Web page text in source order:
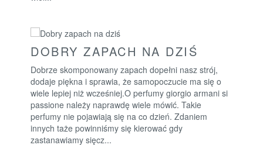
DOBRY ZAPACH NA DZIŚ
Dobrze skomponowany zapach dopełni nasz strój,
dodaje piękna i sprawia, że samopoczucie ma się o
wiele lepiej niż wcześniej.O perfumy giorgio armani si
passione należy naprawdę wiele mówić. Takie
perfumy nie pojawiają się na co dzień. Zdaniem
innych taże powinniśmy się kierować gdy
zastanawiamy sięcz...